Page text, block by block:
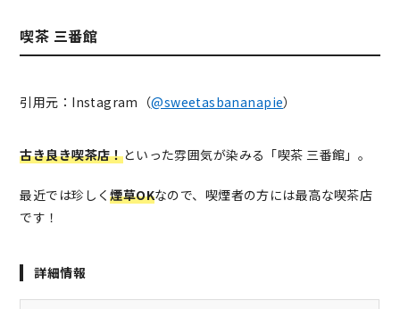
喫茶 三番館
引用元：Instagram（@sweetasbananapie）
古き良き喫茶店！といった雰囲気が染みる「喫茶 三番館」。
最近では珍しく煙草OKなので、喫煙者の方には最高な喫茶店
です！
詳細情報